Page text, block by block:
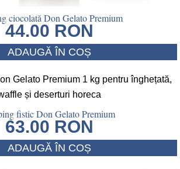
ciocolată Don Gelato Premium
44.00 RON
ADAUGĂ ÎN COȘ
fistic Don Gelato Premium
63.00 RON
ADAUGĂ ÎN COȘ